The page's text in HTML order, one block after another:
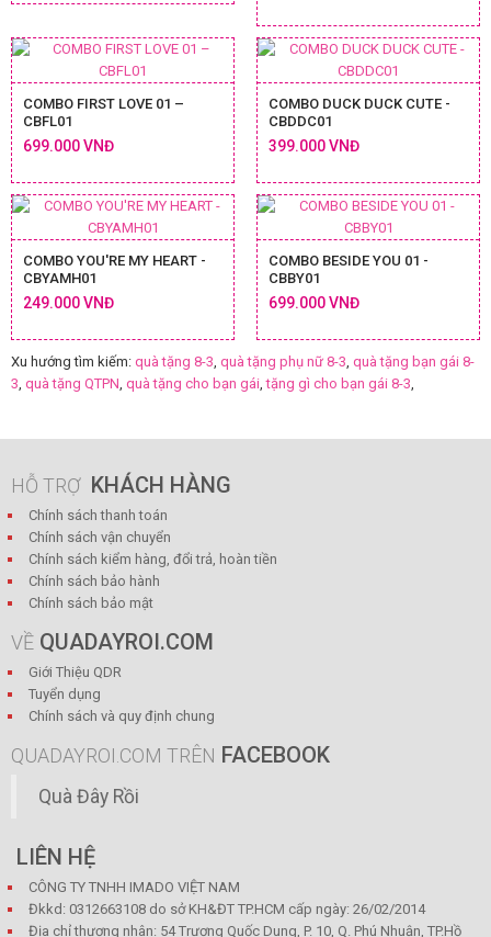
COMBO FIRST LOVE 01 –
CBFL01
699.000 VNĐ
COMBO DUCK DUCK CUTE -
CBDDC01
399.000 VNĐ
COMBO YOU'RE MY HEART -
CBYAMH01
249.000 VNĐ
COMBO BESIDE YOU 01 -
CBBY01
699.000 VNĐ
Xu hướng tìm kiếm: quà tặng 8-3, quà tặng phụ nữ 8-3, quà tặng bạn gái 8-
3, quà tặng QTPN, quà tặng cho bạn gái,tặng gì cho bạn gái 8-3,
HỖ TRỢ KHÁCH HÀNG
Chính sách thanh toán
Chính sách vận chuyển
Chính sách kiểm hàng, đổi trả, hoàn tiền
Chính sách bảo hành
Chính sách bảo mật
VỀ QUADAYROI.COM
Giới Thiệu QDR
Tuyển dụng
Chính sách và quy định chung
QUADAYROI.COM TRÊN FACEBOOK
Quà Đây Rồi
LIÊN HỆ
CÔNG TY TNHH IMADO VIỆT NAM
Đkkd: 0312663108 do sở KH&ĐT TP.HCM cấp ngày: 26/02/2014
Địa chỉ thương nhân: 54 Trương Quốc Dung, P. 10, Q. Phú Nhuận, TP.Hồ